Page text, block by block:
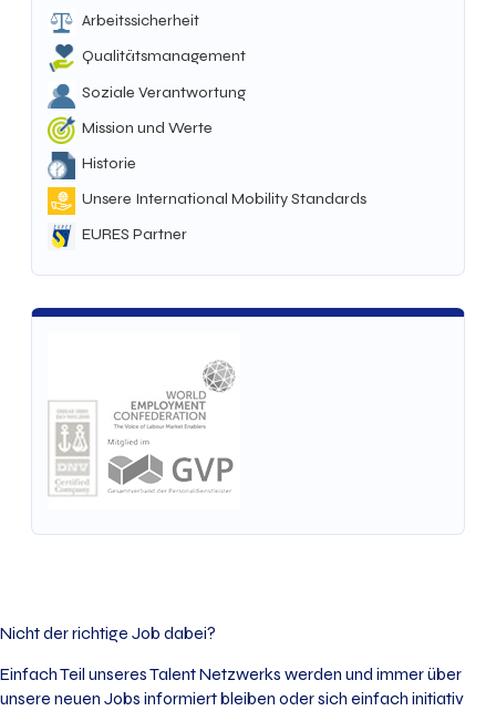
Arbeitssicherheit
Qualitätsmanagement
Soziale Verantwortung
Mission und Werte
Historie
Unsere International Mobility Standards
EURES Partner
Nicht der richtige Job dabei?
Einfach Teil unseres Talent Netzwerks werden und immer über
unsere neuen Jobs informiert bleiben oder sich einfach initiativ